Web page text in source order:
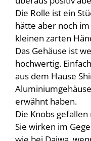
Die Rolle ist ein
hätte aber noch
kleinen zarten
Das Gehäuse ist
hochwertig.
aus dem Hause
erwähnt haben.
Die Knobs
Sie wirken im